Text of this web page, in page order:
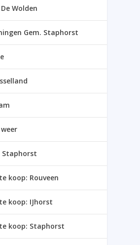
Wolden
Gem. Staphorst
Staphorst
koop: Rouveen
koop: IJhorst
koop: Staphorst